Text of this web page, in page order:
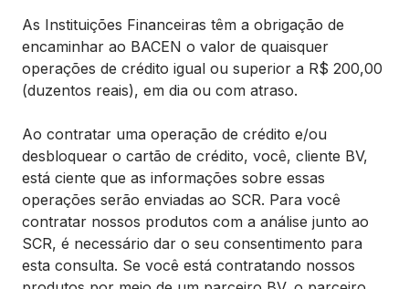
As Instituições Financeiras têm a obrigação de
encaminhar ao BACEN o valor de quaisquer
operações de crédito igual ou superior a R$ 200,00
(duzentos reais), em dia ou com atraso.
Ao contratar uma operação de crédito e/ou
desbloquear o cartão de crédito, você, cliente BV,
está ciente que as informações sobre essas
operações serão enviadas ao SCR. Para você
contratar nossos produtos com a análise junto ao
SCR, é necessário dar o seu consentimento para
esta consulta. Se você está contratando nossos